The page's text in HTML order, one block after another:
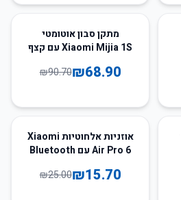
מתקן סבון אוטומטי
Xiaomi Mijia 1S עם קצף
₪68.90
₪90.70
37%
אוזניות אלחוטיות Xiaomi
Air Pro 6 עם Bluetooth
₪15.70
₪25.00